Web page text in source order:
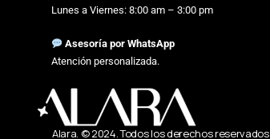
Lunes a Viernes: 8:00 am – 3:00 pm
Asesoría por WhatsApp
Atención personalizada.
Alara. © 2024. Todos los derechos reservados